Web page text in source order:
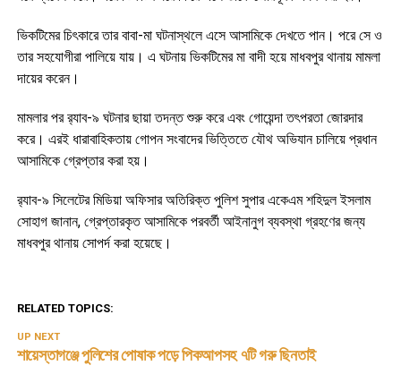
ভিকটিমের চিৎকারে তার বাবা-মা ঘটনাস্থলে এসে আসামিকে দেখতে পান। পরে সে ও
তার সহযোগীরা পালিয়ে যায়। এ ঘটনায় ভিকটিমের মা বাদী হয়ে মাধবপুর থানায় মামলা
দায়ের করেন।
মামলার পর র‌্যাব-৯ ঘটনার ছায়া তদন্ত শুরু করে এবং গোয়েন্দা তৎপরতা জোরদার
করে। এরই ধারাবাহিকতায় গোপন সংবাদের ভিত্তিতে যৌথ অভিযান চালিয়ে প্রধান
আসামিকে গ্রেপ্তার করা হয়।
র‌্যাব-৯ সিলেটের মিডিয়া অফিসার অতিরিক্ত পুলিশ সুপার একেএম শহিদুল ইসলাম
সোহাগ জানান, গ্রেপ্তারকৃত আসামিকে পরবর্তী আইনানুগ ব্যবস্থা গ্রহণের জন্য
মাধবপুর থানায় সোপর্দ করা হয়েছে।
RELATED TOPICS:
UP NEXT
শায়েস্তাগঞ্জে পুলিশের পোষাক পড়ে পিকআপসহ ৭টি গরু ছিনতাই